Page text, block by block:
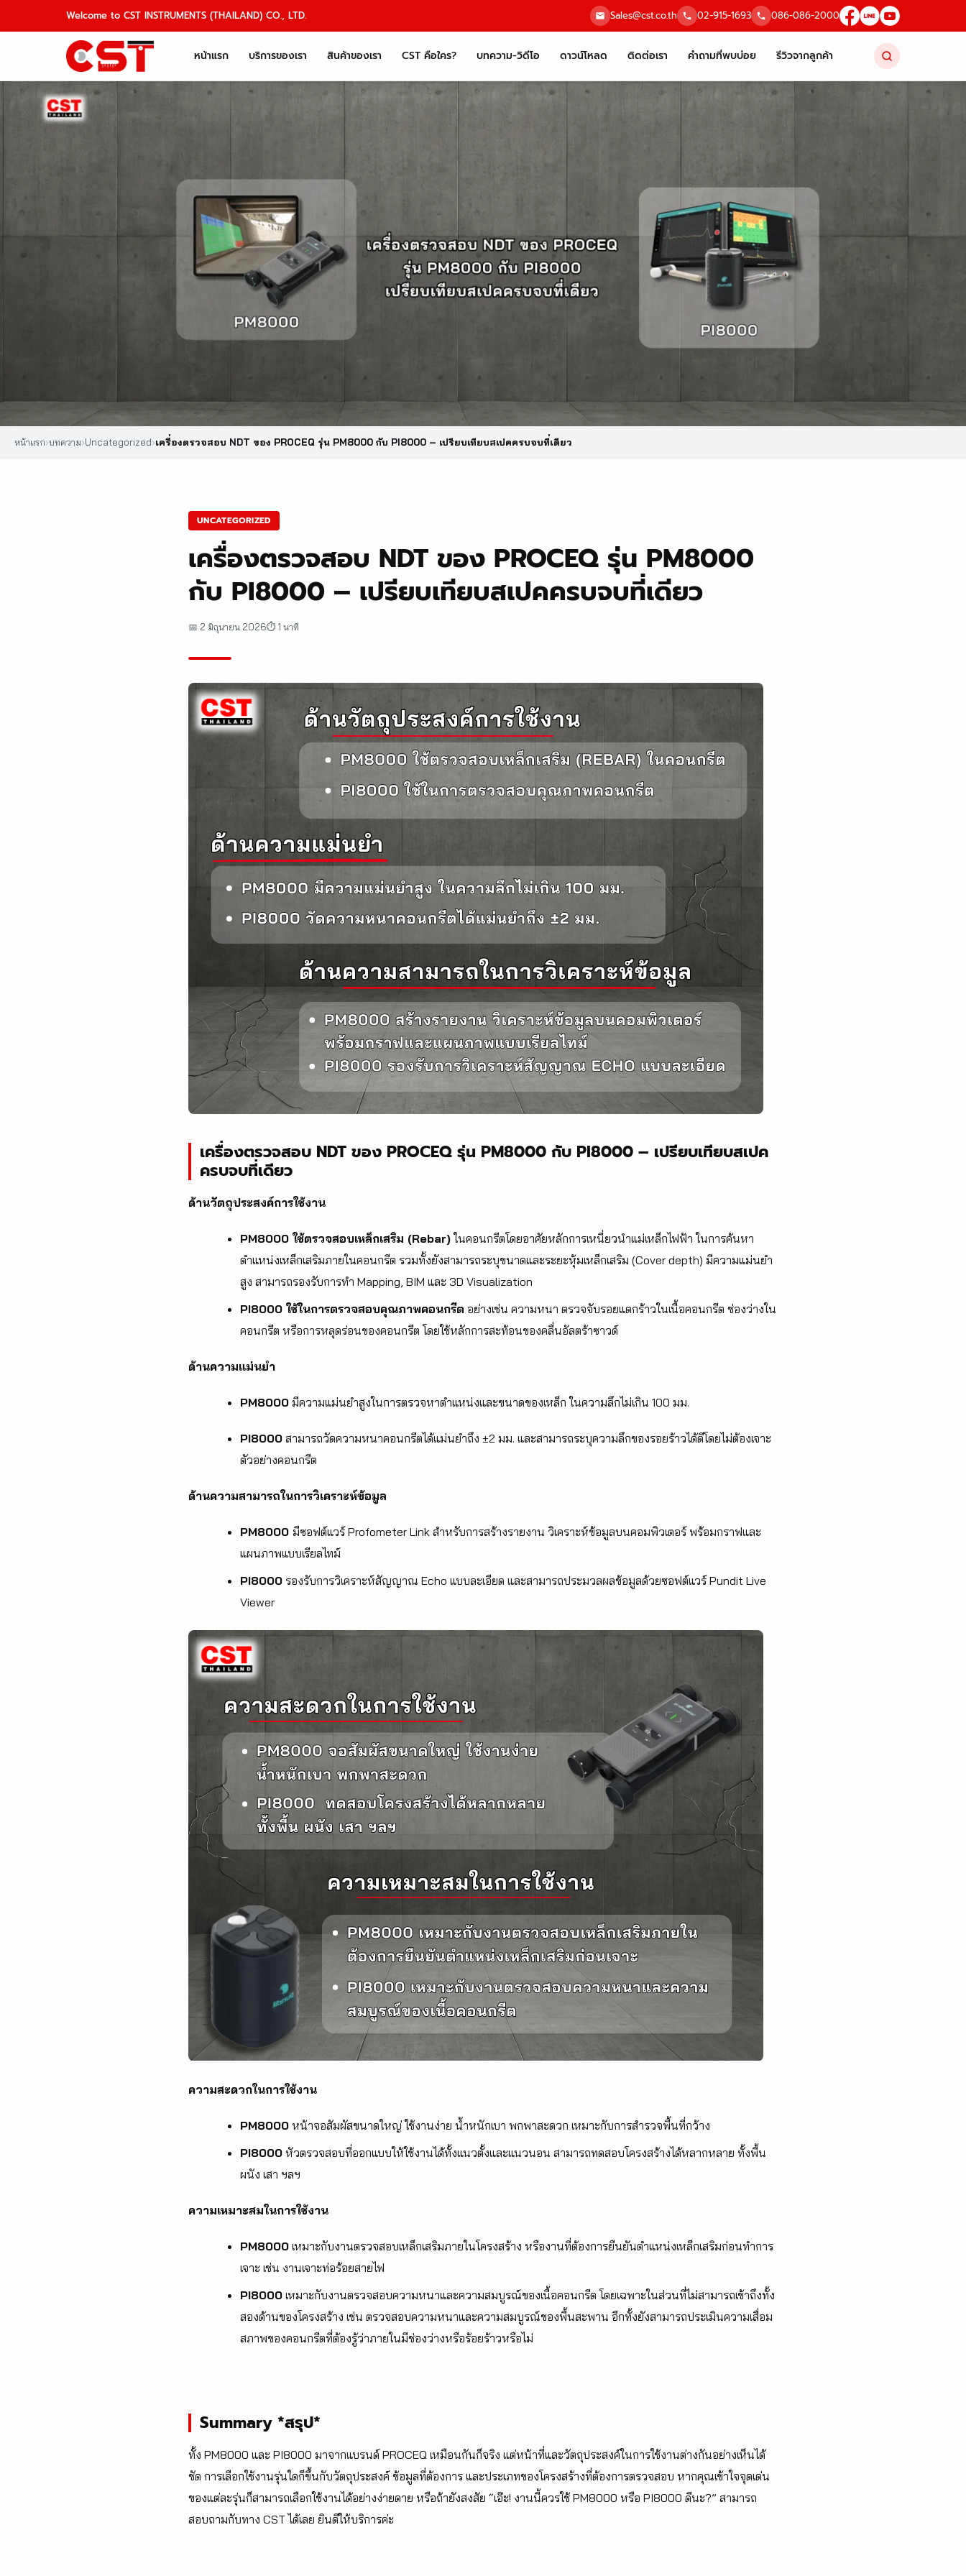
Welcome to CST INSTRUMENTS (THAILAND) CO., LTD. Sales@cst.co.th 02-915-1693 086-086-2000
หน้าแรก บริการของเรา สินค้าของเรา CST คือใคร? บทความ-วิดีโอ ดาวน์โหลด ติดต่อเรา คำถามที่พบบ่อย รีวิวจากลูกค้า
หน้าแรก›บทความ›Uncategorized›เครื่องตรวจสอบ NDT ของ PROCEQ รุ่น PM8000 กับ PI8000 – เปรียบเทียบสเปคครบจบที่เดียว
UNCATEGORIZED
เครื่องตรวจสอบ NDT ของ PROCEQ รุ่น PM8000
กับ PI8000 – เปรียบเทียบสเปคครบจบที่เดียว
📅 2 มิถุนายน 2026⏱ 1 นาที
เครื่องตรวจสอบ NDT ของ PROCEQ รุ่น PM8000 กับ PI8000 – เปรียบเทียบสเปค
ครบจบที่เดียว
ด้านวัตถุประสงค์การใช้งาน
PM8000 ใช้ตรวจสอบเหล็กเสริม (Rebar)ในคอนกรีตโดยอาศัยหลักการเหนี่ยวนำแม่เหล็กไฟฟ้า ในการค้นหา
ตำแหน่งเหล็กเสริมภายในคอนกรีต รวมทั้งยังสามารถระบุขนาดและระยะหุ้มเหล็กเสริม (Cover depth) มีความแม่นยำ
สูง สามารถรองรับการทำ Mapping, BIM และ 3D Visualization
PI8000 ใช้ในการตรวจสอบคุณภาพคอนกรีต อย่างเช่น ความหนา ตรวจจับรอยแตกร้าวในเนื้อคอนกรีต ช่องว่างใน
คอนกรีต หรือการหลุดร่อนของคอนกรีต โดยใช้หลักการสะท้อนของคลื่นอัลตร้าซาวด์
ด้านความแม่นยำ
PM8000 มีความแม่นยำสูงในการตรวจหาตำแหน่งและขนาดของเหล็ก ในความลึกไม่เกิน 100 มม.
PI8000 สามารถวัดความหนาคอนกรีตได้แม่นยำถึง ±2 มม. และสามารถระบุความลึกของรอยร้าวได้ดีโดยไม่ต้องเจาะ
ตัวอย่างคอนกรีต
ด้านความสามารถในการวิเคราะห์ข้อมูล
PM8000 มีซอฟต์แวร์ Profometer Link สำหรับการสร้างรายงาน วิเคราะห์ข้อมูลบนคอมพิวเตอร์ พร้อมกราฟและ
แผนภาพแบบเรียลไทม์
PI8000 รองรับการวิเคราะห์สัญญาณ Echo แบบละเอียด และสามารถประมวลผลข้อมูลด้วยซอฟต์แวร์ Pundit Live
Viewer
ความสะดวกในการใช้งาน
PM8000 หน้าจอสัมผัสขนาดใหญ่ ใช้งานง่าย น้ำหนักเบา พกพาสะดวก เหมาะกับการสำรวจพื้นที่กว้าง
PI8000 หัวตรวจสอบที่ออกแบบให้ใช้งานได้ทั้งแนวตั้งและแนวนอน สามารถทดสอบโครงสร้างได้หลากหลาย ทั้งพื้น
ผนัง เสา ฯลฯ
ความเหมาะสมในการใช้งาน
PM8000 เหมาะกับงานตรวจสอบเหล็กเสริมภายในโครงสร้าง หรืองานที่ต้องการยืนยันตำแหน่งเหล็กเสริมก่อนทำการ
เจาะ เช่น งานเจาะท่อร้อยสายไฟ
PI8000 เหมาะกับงานตรวจสอบความหนาและความสมบูรณ์ของเนื้อคอนกรีต โดยเฉพาะในส่วนที่ไม่สามารถเข้าถึงทั้ง
สองด้านของโครงสร้าง เช่น ตรวจสอบความหนาและความสมบูรณ์ของพื้นสะพาน อีกทั้งยังสามารถประเมินความเสื่อม
สภาพของคอนกรีตที่ต้องรู้ว่าภายในมีช่องว่างหรือร้อยร้าวหรือไม่
Summary *สรุป*
ทั้ง PM8000 และ PI8000 มาจากแบรนด์ PROCEQ เหมือนกันก็จริง แต่หน้าที่และวัตถุประสงค์ในการใช้งานต่างกันอย่างเห็นได้
ชัด การเลือกใช้งานรุ่นใดก็ขึ้นกับวัตถุประสงค์ ข้อมูลที่ต้องการ และประเภทของโครงสร้างที่ต้องการตรวจสอบ หากคุณเข้าใจจุดเด่น
ของแต่ละรุ่นก็สามารถเลือกใช้งานได้อย่างง่ายดาย หรือถ้ายังสงสัย “เอ๊ะ! งานนี้ควรใช้ PM8000 หรือ PI8000 ดีนะ?” สามารถ
สอบถามกับทาง CST ได้เลย ยินดีให้บริการค่ะ